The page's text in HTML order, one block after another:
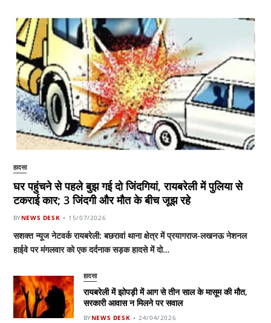
हादसा
घर पहुंचने से पहले बुझ गई दो जिंदगियां, रायबरेली में पुलिया से
टकराई कार; 3 जिंदगी और मौत के बीच जूझ रहे
BYNEWS DESK 15/07/2026
सशक्त न्यूज नेटवर्क रायबरेली: बछरावां थाना क्षेत्र में प्रयागराज-लखनऊ नेशनल
हाईवे पर मंगलवार को एक दर्दनाक सड़क हादसे में दो…
हादसा
रायबरेली में झोपड़ी में आग से तीन साल के मासूम की मौत,
सरकारी आवास न मिलने पर सवाल
BYNEWS DESK 24/04/2026